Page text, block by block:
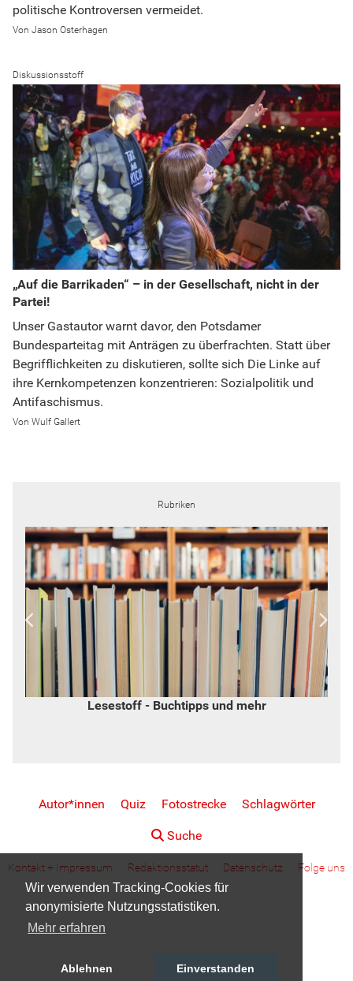
Wir verwenden Tracking-Cookies für
anonymisierte Nutzungsstatistiken.
Mehr erfahren
Ablehnen Einverstanden
politische Kontroversen vermeidet.
Jason Osterhagen
Diskussionsstoff
„Auf die Barrikaden“ – in der Gesellschaft, nicht in der
Partei!
Unser Gastautor warnt davor, den Potsdamer
Bundesparteitag mit Anträgen zu überfrachten. Statt über
Begrifflichkeiten zu diskutieren, sollte sich Die Linke auf
ihre Kernkompetenzen konzentrieren: Sozialpolitik und
Antifaschismus.
Wulf Gallert
Rubriken
Lesestoff - Buchtipps und mehr
Autor*innen Quiz Fotostrecke Schlagwörter
Suche
Kontakt + Impressum Redaktionsstatut Datenschutz Folge uns